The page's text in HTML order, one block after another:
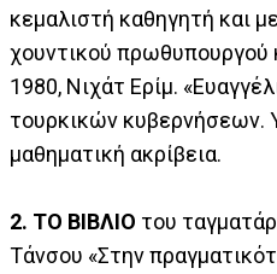
κεμαλιστή καθηγητή και
χουντικού πρωθυπουργού
1980, Νιχάτ Ερίμ.
τουρκικών κυβερνήσεων.
μαθηματική ακρίβεια.
2. ΤΟ ΒΙΒΛΙΟ του
Τάνσου «Στην